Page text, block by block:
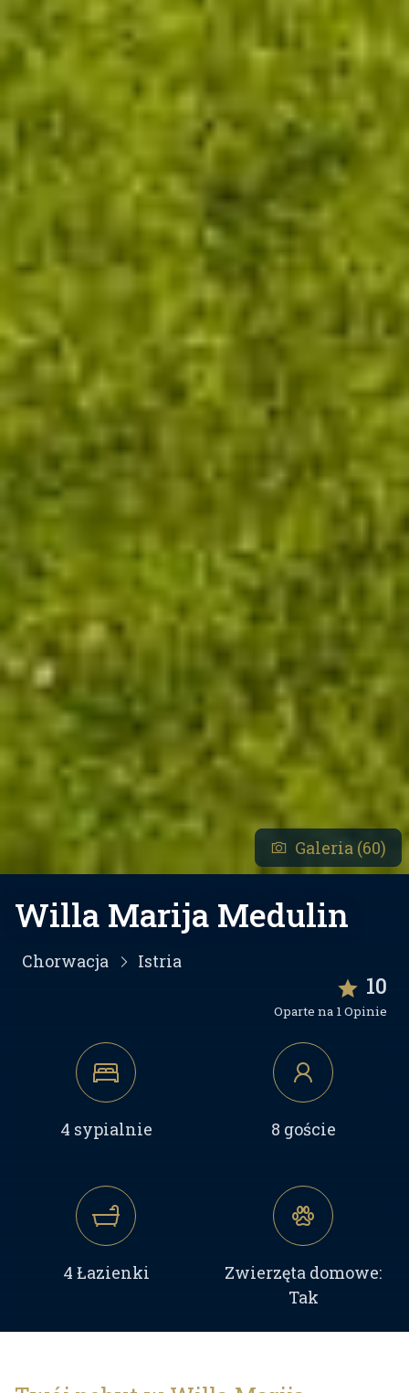
Galeria (60)
Willa Marija Medulin
Chorwacja Istria
10
Oparte na 1 Opinie
4 sypialnie 8 goście
4 Łazienki
Zwierzęta domowe:
Tak